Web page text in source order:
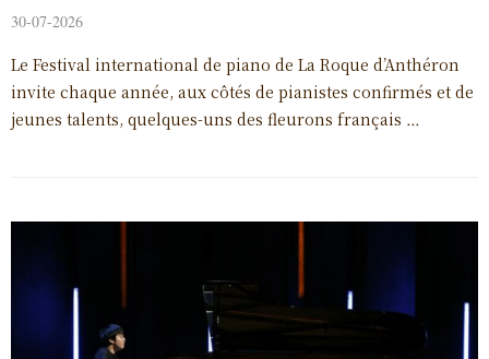
30-07-2026
Le Festival international de piano de La Roque d’Anthéron
invite chaque année, aux côtés de pianistes confirmés et de
jeunes talents, quelques-uns des fleurons français …